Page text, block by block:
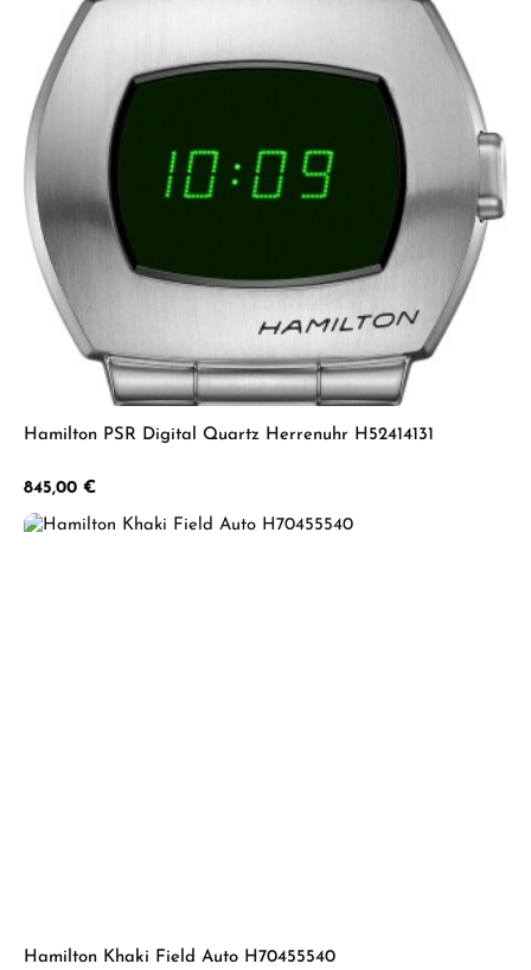
Hamilton PSR Digital Quartz Herrenuhr H52414131
Regulärer Preis:
845,00 €
Hamilton Khaki Field Auto H70455540